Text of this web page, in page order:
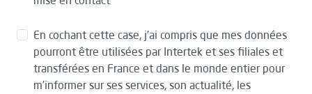
En cochant cette case, j’ai compris que mes données
pourront être utilisées par Intertek et ses filiales et
transférées en France et dans le monde entier pour
m’informer sur ses services, son actualité, les